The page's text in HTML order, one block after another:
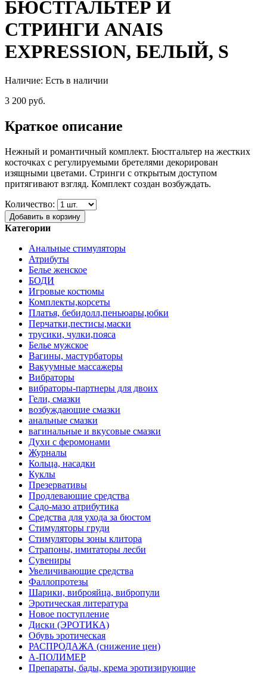
БЮСТГАЛЬТЕР И
СТРИНГИ ANAIS
EXPRESSION, БЕЛЫЙ, S
Наличие: Есть в наличии
3 200 руб.
Краткое описание
Нежный и романтичный комплект. Бюстгальтер на жестких
косточках с регулируемыми бретелями декорирован
изящными цветами. Стринги с открытым доступом
притягивают взгляд. Комплект создан возбуждать.
Количество:
Добавить в корзину
Категории
Анальные стимуляторы
Атрибуты
Белье женское
БОДИ
Игровые костюмы
Комплекты,корсеты
Платья, бебидолл,пеньюары,юбки
Перчатки,пестисы,маски
трусики, чулки,пояса
Белье мужское
Вагины, мастурбаторы
Вакуумные массажеры
Вибраторы
вибраторы-партнеры для двоих
Гели, смазки
возбуждающие смазки
анальные смазки
вагинальные и вкусовые смазки
Духи с феромонами
Журналы
Кольца, насадки
Куклы
Презервативы
Продлевающие средства
Садо-мазо атрибутика
Средства для ухода за бюстом
Стимуляторы груди
Стимуляторы зоны клитора
Страпоны, имитаторы лесби
Сувениры
Увеличивающие средства
Фаллопротезы
Шарики, виброяйца, вибропули
Эротическая литература
Новое поступление
Диски (ЭРОТИКА)
Обувь эротическая
РАСПРОДАЖА (снижение цен)
А-ПОЛИМЕР
Препараты, бады, крема эротизирующие